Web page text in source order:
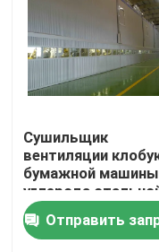
Машина РЕБЕНКА
Клобук
Пневматическая
Непрерывный
Сушильщик
вентиляции
бумажной машины
углерода
закрытый
Отправить